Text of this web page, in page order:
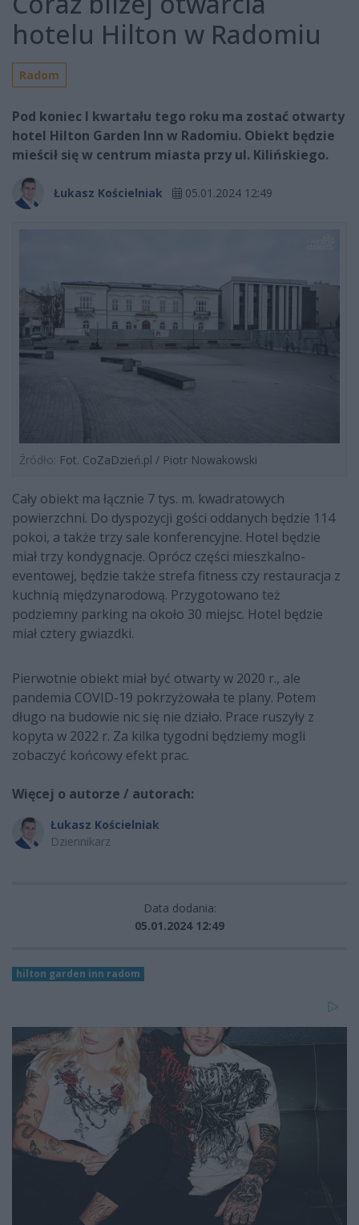
hotelu Hilton w Radomiu
Radom
Pod koniec I kwartału tego roku ma zostać otwarty
hotel Hilton Garden Inn w Radomiu. Obiekt będzie
mieścił się w centrum miasta przy ul. Kilińskiego.
Łukasz Kościelniak 05.01.2024 12:49
Źródło: Fot. CoZaDzień.pl / Piotr Nowakowski
Cały obiekt ma łącznie 7 tys. m. kwadratowych
powierzchni. Do dyspozycji gości oddanych będzie 114
pokoi, a także trzy sale konferencyjne. Hotel będzie
miał trzy kondygnacje. Oprócz części mieszkalno-
eventowej, będzie także strefa fitness czy restauracja z
kuchnią międzynarodową. Przygotowano też
podziemny parking na około 30 miejsc. Hotel będzie
miał cztery gwiazdki.
Pierwotnie obiekt miał być otwarty w 2020 r., ale
pandemia COVID-19 pokrzyżowała te plany. Potem
długo na budowie nic się nie działo. Prace ruszyły z
kopyta w 2022 r. Za kilka tygodni będziemy mogli
zobaczyć końcowy efekt prac.
Więcej o autorze / autorach:
Łukasz Kościelniak
Dziennikarz
Data dodania:
05.01.2024 12:49
hilton garden inn radom